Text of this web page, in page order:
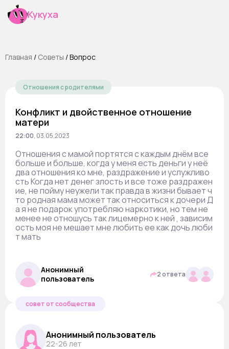
Кукуха
Главная / Cоветы /Вопрос
Отношения с родителями
Конфликт и двойственное отношение
матери
22:00, 03.05.2023
Отношения с мамой портятся с каждым днём все
больше и больше, когда у меня есть деньги у неё
два отношения ко мне, раздражение и услужливо
сть Когда нет денег злость и все тоже раздражен
ие, не пойму неужели так правда в жизни бывает ч
то родная мама может так относиться к дочери Д
а я не подарок употребляю наркотики, но тем не
менее не отношусь так лицемерно к ней , зависим
ость моя не мешает мне любить ее как дочь люби
т мать
Анонимный
пользователь
2 ответа
совет от сообщества
Анонимный пользователь
22-26 лет